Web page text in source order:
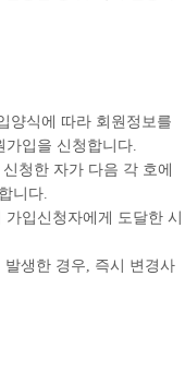
양식에 따라 회원정보를
입을 신청합니다.
청한 자가 다음 각 호에
니다.
입신청자에게 도달한 시
생한 경우, 즉시 변경사